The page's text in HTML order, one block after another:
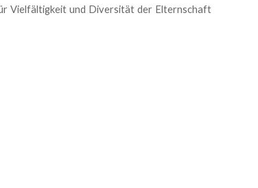
Vielfältigkeit und Diversität der Elternschaft